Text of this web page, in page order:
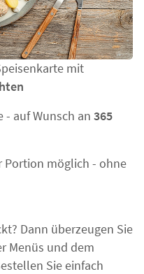
mit
- auf Wunsch an 365
Portion möglich - ohne
Dann überzeugen Sie
Menüs und dem
Sie einfach